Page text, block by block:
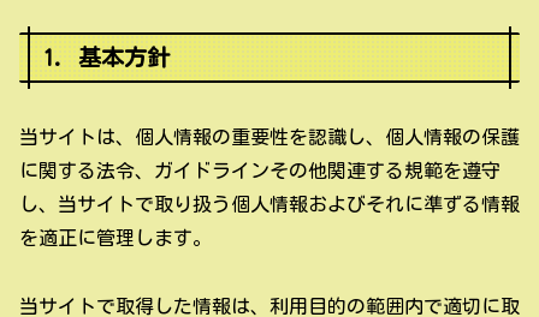
1. 基本方針
当サイトは、個人情報の重要性を認識し、個人情報の保護
に関する法令、ガイドラインその他関連する規範を遵守
し、当サイトで取り扱う個人情報およびそれに準ずる情報
を適正に管理します。
当サイトで取得した情報は、利用目的の範囲内で適切に取